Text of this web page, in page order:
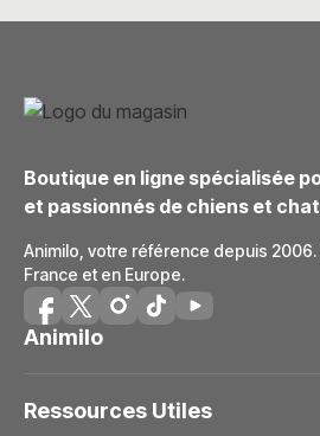
Boutique en ligne spécialisée
et passionnés de chiens et
Animilo, votre référence depuis
France et en Europe.
Animilo
Ressources Utiles